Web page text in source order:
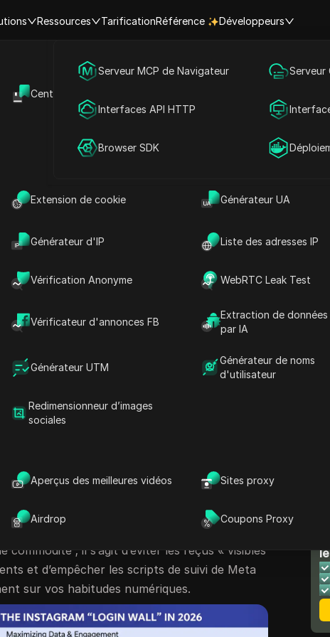
Marketing des médias sociaux
Publicité
Partage de compte
Ressources
Centre d'aide
Extension de cookie Générateur UA
Générateur d'IP Liste des adresses IP
Vérification Anonyme WebRTC Leak Test
Vérificateur d'annonces FB
Extraction de données
par IA
Générateur UTM
Générateur de noms
d'utilisateur
Redimensionneur d’images
sociales
Aperçus des meilleures vidéos Sites proxy
Airdrop Coupons Proxy
TarificationRéférence Développeurs
Serveur MCP de Navigateur Serveur
Interfaces API HTTP
Browser SDK
consulter Instagram sans
méthodes de travail et risques
sécurité
de connexion » Instagramen
à renforcer le « mur de connexion »
d’une simple nuisance en une barrière
une erreur technique ; C’est une stratégie
chaque visiteur à se connecter à un compte,
ciblées tout en gonflant leur nombre
soyez un marketeur digital menant des
ou un utilisateur soucieux de la vie privée
majeur. Le contourner n’est pas
commodité ; il s’agit d’éviter les reçus « visibles
et d’empêcher les scripts de suivi de Meta
sur vos habitudes numériques.